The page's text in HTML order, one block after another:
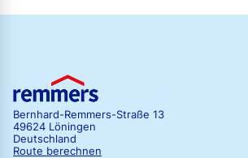
Bernhard-Remmers-Straße 13
49624 Löningen
Deutschland
Route berechnen